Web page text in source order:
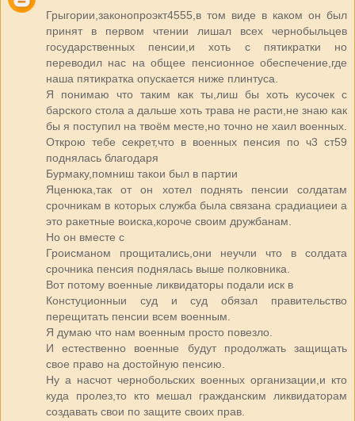
Грыгории,законопроэкт4555,в том виде в каком он был
принят в первом чтении лишал всех чернобыльцев
государственных пенсии,и хоть с пятикратки но
переводил нас на общее пенсионное обеспечение,где
наша пятикратка опускается ниже плинтуса.
Я понимаю что таким как ты,лиш бы хоть кусочек с
барского стола а дальше хоть трава не расти,не знаю как
бы я поступил на твоём месте,но точно не хаил военных.
Открою тебе секрет,что в военных пенсия по ч3 ст59
поднялась благодаря
Бурмаку,помниш такои был в партии
Яценюка,так от он хотел поднять пенсии солдатам
срочникам в которых служба была связана срадиациеи а
это ракетные воиска,короче своим дружбанам.
Но он вместе с
Гроисманом прощитались,они неучли что в солдата
срочника пенсия поднялась выше полковника.
Вот потому военные ликвидаторы подали иск в
Констуционныи суд и суд обязал правительство
перещитать пенсии всем военным.
Я думаю что нам военным просто повезло.
И естественно военные будут продолжать защищать
свое право на достойную пенсию.
Ну а насчот чернобольских военных организации,и кто
куда пролез,то кто мешал гражданским ликвидаторам
создавать свои по защите своих прав.